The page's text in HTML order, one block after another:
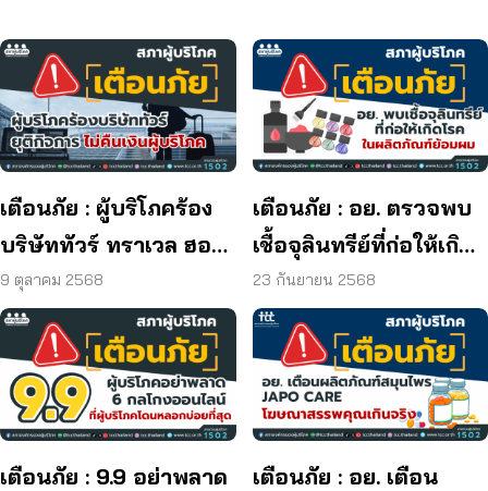
เตือนภัย : ผู้บริโภคร้อง
บริษัททัวร์ ทราเวล ฮอลิ
เดย์ ยุติกิจการ ไม่คืนเงิน
ผู้บริโภค
9 ตุลาคม 2568
เตือนภัย : อย. ตรวจพบ
เชื้อจุลินทรีย์ที่ก่อให้เกิด
โรค และพบแบคทีเรีย
ยีสต์ และรา เกิน
มาตรฐานกำหนด ใน
ผลิตภัณฑ์ย้อมผม
23 กันยายน 2568
เตือนภัย : 9.9 อย่าพลาด
เตือนภัย : อย. เตือน